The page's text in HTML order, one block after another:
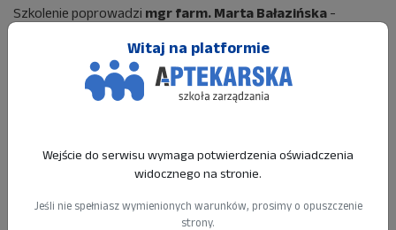
Szkolenie poprowadzi mgr farm. Marta Bałazińska -
Harmonogram spotkania:
10:00 – 10:45 – drugi wykład
10:45 – 11:15 – przerwa kawowa
Witaj na platformie
Wejście do serwisu wymaga potwierdzenia oświadczenia
widocznego na stronie.
Jeśli nie spełniasz wymienionych warunków, prosimy o opuszczenie
strony.